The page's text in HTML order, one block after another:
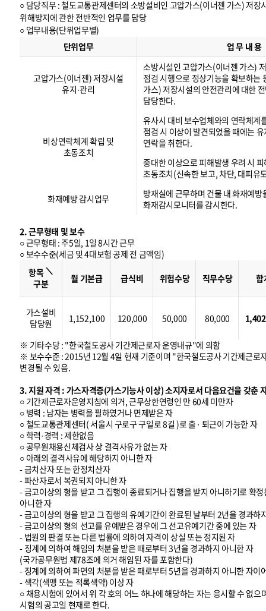
○ 담당직무 : 철도교통관제센터의 소방설비인 고압가스(이너젠 가스) 저장
위해방지에 관한 전반적인 업무를 담당
○ 업무내용(단위업무별)
무
단위업무 업 무 내 용
고압가스(이너젠) 저장시설
유지·관리
소방시설인 고압가스(이너젠 가스)
점검 시행으로 정상기능을 확보하는
가스) 저장시설의 안전관리에 대한
담당한다.
비상연락체계 확립 및
초동조치
유사시 대비 보수업체와의 연락체계
점검 시 이상이 발견되었을 때에는
연락을 취한다.
중대한 이상으로 피해발생 우려 시
초동조치(신속한 보고, 차단, 대피유
화재예방 감시업무
방재실에 근무하며 건물 내 화재예방
화재감시모니터를 감시한다.
2. 근무형태 및 보수
○ 근무형태 : 주5일, 1일 8시간 근무
○ 보수수준(세금 및 4대보험 공제 전 금액임)
항목＼
구분
월 기본급 급식비 위험수당 직무수당 합
가스설비
담당원
1,152,100 120,000 50,000 80,000
※ 기타수당 : "한국철도공사 기간제근로자 운영내규"에 의함
※ 보수수준 : 2015년 12월 4일 현재 기준이며 "한국철도공사 기간제근로
변경될 수 있음.
3. 지원 자격 : 가스자격증(가스기능사 이상) 소지자로서 다음요건을 갖춘
○ 기간제근로자운영지침에 의거, 근무상한연령인 만 60세 미만자
○ 병력 : 남자는 병력을 필하였거나 면제받은 자
○ 철도교통관제센터( 서울시 구로구 구일로 8길 )로 출 · 퇴근이 가능한 자
○ 학력·경력 : 제한없음
○ 공무원채용신체검사 상 결격사유가 없는 자
○ 아래의 결격사유에 해당하지 아니한 자
- 금치산자 또는 한정치산자
- 파산자로서 복권되지 아니한 자
- 금고이상의 형을 받고 그 집행이 종료되거나 집행을 받지 아니하기로 확
아니한 자
- 금고이상의 형을 받고 그 집행의 유예기간이 완료된 날부터 2년을 경과하
- 금고이상의 형의 선고를 유예받은 경우에 그 선고유예기간 중에 있는 자
- 법원의 판결 또는 다른 법률에 의하여 자격이 상실 또는 정지된 자
- 징계에 의하여 해임의 처분을 받은 때로부터 3년을 경과하지 아니한 자
(국가공무원법 제78조에 의거 해임된 자를 포함한다)
- 징계에 의하여 파면의 처분을 받은 때로부터 5년을 경과하지 아니한 자이
- 색각(색맹 또는 적록색약) 이상 자
○ 채용시험에 있어서 위 각 호의 어느 하나에 해당하는 자는 응시할 수 없으
시험의 공고일 현재로 한다.